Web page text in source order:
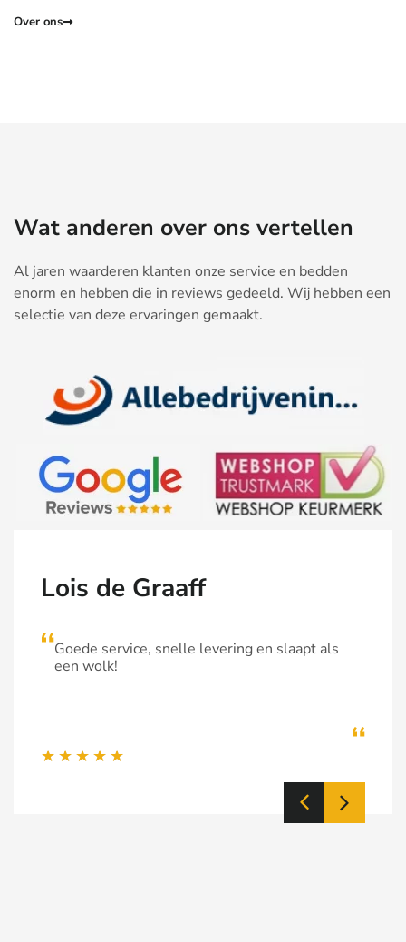
Over ons
Wat anderen over ons vertellen
Al jaren waarderen klanten onze service en bedden
enorm en hebben die in reviews gedeeld. Wij hebben een
selectie van deze ervaringen gemaakt.
Lois de Graaff
Goede service, snelle levering en slaapt als
een wolk!
★ ★ ★ ★ ★